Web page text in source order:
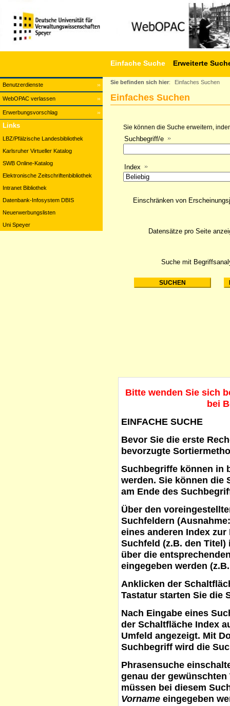
Benutzerdienste
WebOPAC verlassen
Erwerbungsvorschlag
Einfache Suche Erweiterte
Links
LBZ/Pfälzische Landesbibliothek
Karlsruher Virtueller Katalog
SWB Online-Katalog
Elektronische Zeitschriftenbibliothek
Intranet Bibliothek
Datenbank-Infosystem DBIS
Neuerwerbungslisten
Uni Speyer
Sie befinden sich hier: Einfaches Suchen
Einfaches Suchen
Sie können die Suche erweitern,
Suchbegriff/e
Index
Suche mit
Einschränken von
Datensätze pro Seite
Bitte wenden Sie sich
bei
EINFACHE SUCHE
Bevor Sie die erste
bevorzugte
Suchbegriffe können in
werden. Sie können die
am Ende des
Über den
Suchfeldern
eines anderen Index
Suchfeld (z.B. den
über die
eingegeben werden
Anklicken der
Tastatur starten Sie die
Nach Eingabe eines
der Schaltfläche Index
Umfeld angezeigt. Mit
Suchbegriff wird die
Phrasensuche
genau der
müssen bei diesem
Vorname eingegeben